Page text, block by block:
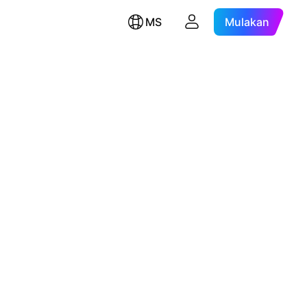
MS Mulakan